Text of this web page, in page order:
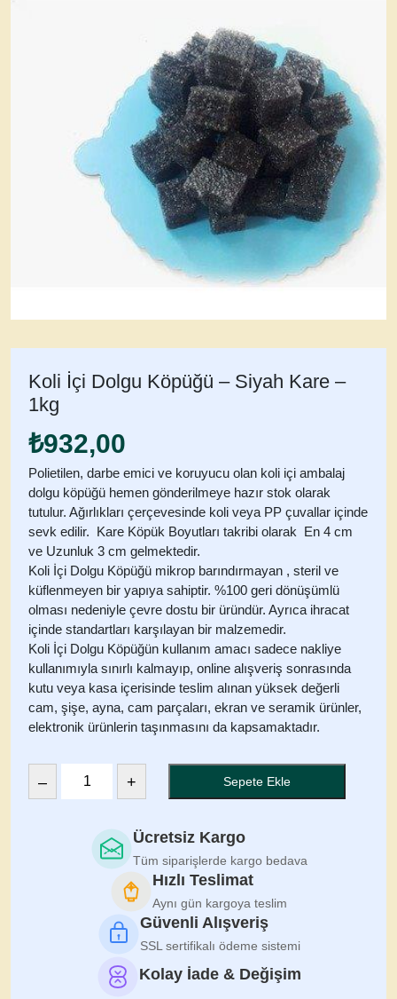
Koli İçi Dolgu Köpüğü – Siyah Kare –
1kg
₺932,00
Polietilen, darbe emici ve koruyucu olan koli içi ambalaj
dolgu köpüğü hemen gönderilmeye hazır stok olarak
tutulur. Ağırlıkları çerçevesinde koli veya PP çuvallar içinde
sevk edilir. Kare Köpük Boyutları takribi olarak En 4 cm
ve Uzunluk 3 cm gelmektedir.
Koli İçi Dolgu Köpüğü mikrop barındırmayan , steril ve
küflenmeyen bir yapıya sahiptir. %100 geri dönüşümlü
olması nedeniyle çevre dostu bir üründür. Ayrıca ihracat
içinde standartları karşılayan bir malzemedir.
Koli İçi Dolgu Köpüğün kullanım amacı sadece nakliye
kullanımıyla sınırlı kalmayıp, online alışveriş sonrasında
kutu veya kasa içerisinde teslim alınan yüksek değerli
cam, şişe, ayna, cam parçaları, ekran ve seramik ürünler,
elektronik ürünlerin taşınmasını da kapsamaktadır.
– + Sepete Ekle
Ücretsiz Kargo
Tüm siparişlerde kargo bedava
Hızlı Teslimat
Aynı gün kargoya teslim
Güvenli Alışveriş
SSL sertifikalı ödeme sistemi
Kolay İade & Değişim